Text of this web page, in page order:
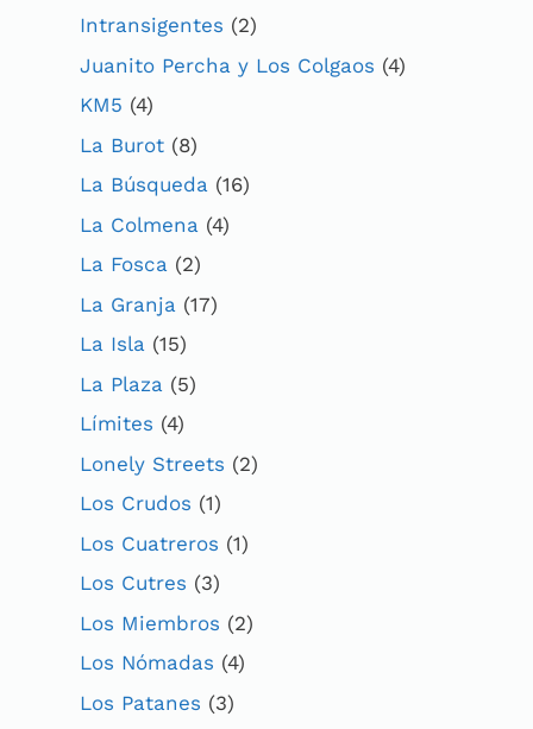
Intransigentes (2)
Juanito Percha y Los Colgaos (4)
KM5 (4)
La Burot (8)
La Búsqueda (16)
La Colmena (4)
La Fosca (2)
La Granja (17)
La Isla (15)
La Plaza (5)
Límites (4)
Lonely Streets (2)
Los Crudos (1)
Los Cuatreros (1)
Los Cutres (3)
Los Miembros (2)
Los Nómadas (4)
Los Patanes (3)